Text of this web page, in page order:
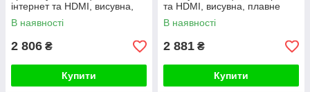
інтернет та HDMI, висувна,
плавне відкриття, алюміній
В наявності
2 806 ₴
Купити
та HDMI, висувна, плавне
відкриття, алюміній
В наявності
2 881 ₴
Купити